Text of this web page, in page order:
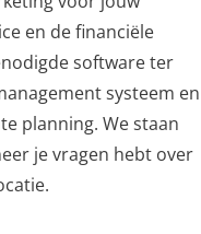
en de financiële
software ter
systeem en
planning. We staan
je vragen hebt over